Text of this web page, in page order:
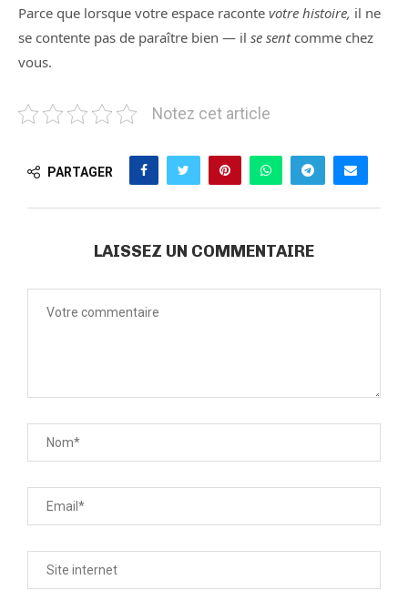
Parce que lorsque votre espace raconte votre histoire, il ne
se contente pas de paraître bien — il se sentcomme chez
vous.
Notez cet article
PARTAGER
LAISSEZ UN COMMENTAIRE